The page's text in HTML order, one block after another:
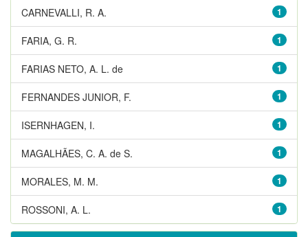
1
CARNEVALLI, R. A.
1
FARIA, G. R.
1
FARIAS NETO, A. L. de
1
FERNANDES JUNIOR, F.
1
ISERNHAGEN, I.
1
MAGALHÃES, C. A. de S.
1
MORALES, M. M.
1
ROSSONI, A. L.